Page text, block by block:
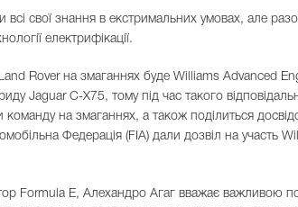
всі свої знання в екстримальних умовах, але
електрифікації.
Rover на змаганнях буде Williams Advanced
Jaguar C-X75, тому під час такого
команду на змаганнях, а також поділиться
Федерація (FIA) дали дозвіл на участь
Formula E, Алехандро Агаг вважає важливою